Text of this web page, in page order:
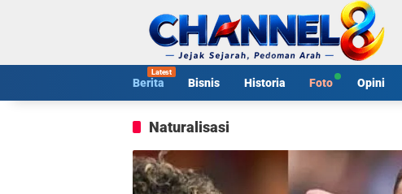
Berita Bisnis Historia Foto Opini
Naturalisasi